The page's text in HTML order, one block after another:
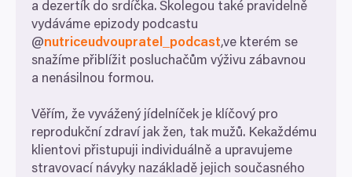
a dezertík do srdíčka. Skolegou také pravidelně
vydáváme epizody podcastu
@nutriceudvoupratel_​podcast,ve kterém se
snažíme přiblížit posluchačům výživu zábavnou
a nenásilnou formou.
Věřím, že vyvážený jídelníček je klíčový pro
reprodukční zdraví jak žen, tak mužů. Kekaždému
klientovi přistupuji individuálně a upravujeme
stravovací návyky nazákladě jejich současného